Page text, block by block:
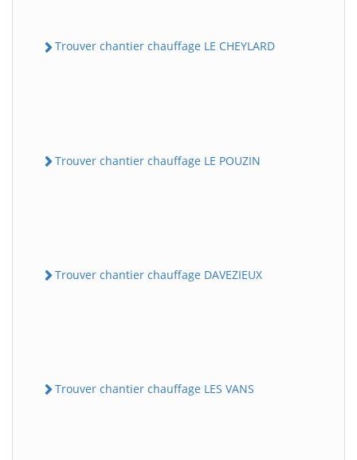
Trouver chantier chauffage LE CHEYLARD
Trouver chantier chauffage LE POUZIN
Trouver chantier chauffage DAVEZIEUX
Trouver chantier chauffage LES VANS